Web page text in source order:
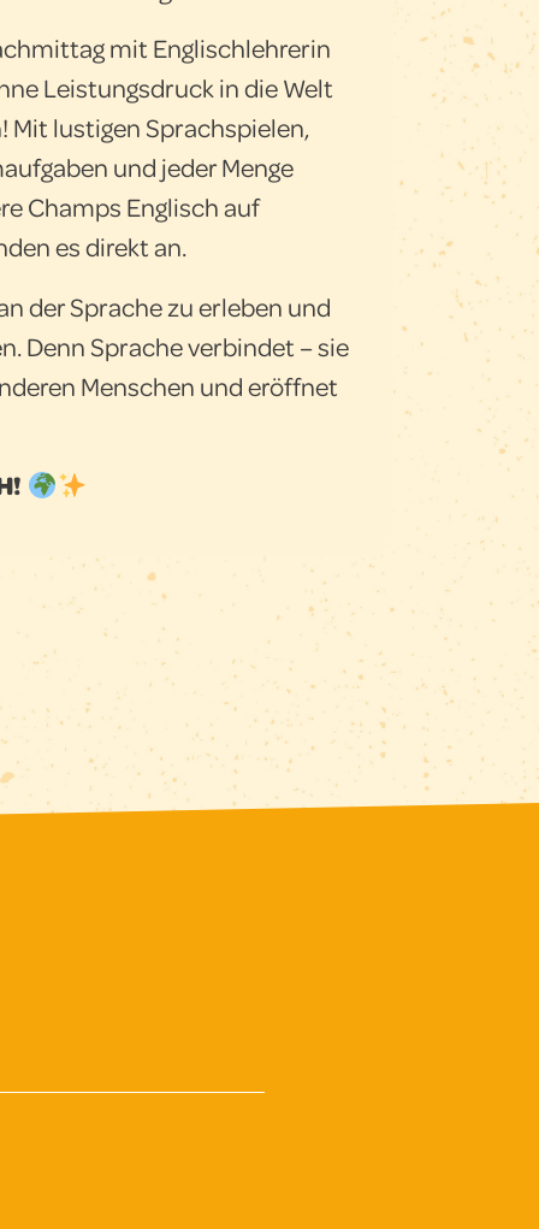
mit Englischlehrerin
Leistungsdruck in die Welt
Mit lustigen Sprachspielen,
und jeder Menge
Champs Englisch auf
es direkt an.
der Sprache zu erleben und
Denn Sprache verbindet – sie
Menschen und eröffnet